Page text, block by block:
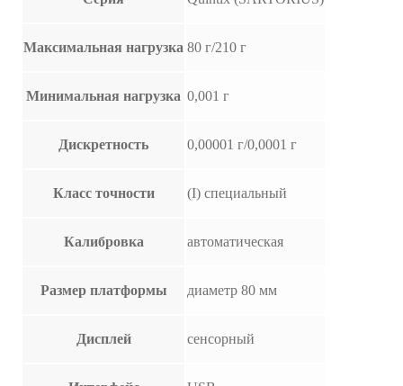
Максимальная нагрузка 80 г/210 г
Минимальная нагрузка 0,001 г
Дискретность 0,00001 г/0,0001 г
Класс точности (I) специальный
Калибровка автоматическая
Размер платформы диаметр 80 мм
Дисплей сенсорный